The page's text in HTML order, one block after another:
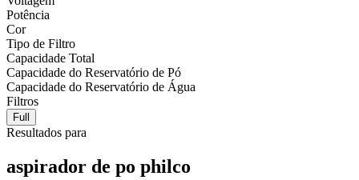
Potência
Cor
Tipo de Filtro
Capacidade Total
Capacidade do Reservatório de Pó
Capacidade do Reservatório de Água
Filtros
Full
Resultados para
aspirador de po philco